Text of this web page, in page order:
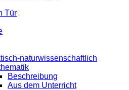
Tür
naturwissenschaftlich
Beschreibung
Aus dem Unterricht